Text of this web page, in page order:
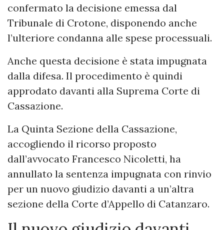
confermato la decisione emessa dal
Tribunale di Crotone, disponendo anche
l’ulteriore condanna alle spese processuali.
Anche questa decisione è stata impugnata
dalla difesa. Il procedimento è quindi
approdato davanti alla Suprema Corte di
Cassazione.
La Quinta Sezione della Cassazione,
accogliendo il ricorso proposto
dall’avvocato Francesco Nicoletti, ha
annullato la sentenza impugnata con rinvio
per un nuovo giudizio davanti a un’altra
sezione della Corte d’Appello di Catanzaro.